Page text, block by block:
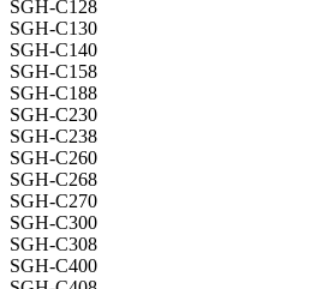
SGH-C128
SGH-C130
SGH-C140
SGH-C158
SGH-C188
SGH-C230
SGH-C238
SGH-C260
SGH-C268
SGH-C270
SGH-C300
SGH-C308
SGH-C400